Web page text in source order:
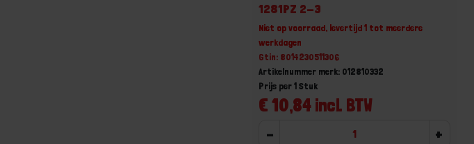
1281PZ 2-3
Niet op voorraad, levertijd 1 tot meerdere
werkdagen
Gtin: 8014230511306
Artikelnummer merk: 012810332
€ 10,84 incl. BTW
Prijs per 1 Stuk
- +